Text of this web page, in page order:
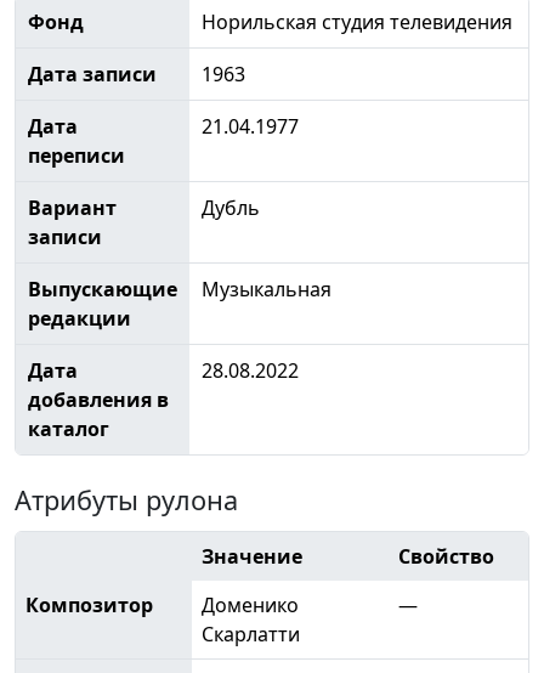
Фонд
Норильская студия телевидения
Дата записи
1963
Дата
переписи
21.04.1977
Вариант
записи
Дубль
Выпускающие
редакции
Музыкальная
Дата
добавления в
каталог
28.08.2022
Атрибуты рулона
Значение
Свойство
Композитор
Доменико
Скарлатти
—